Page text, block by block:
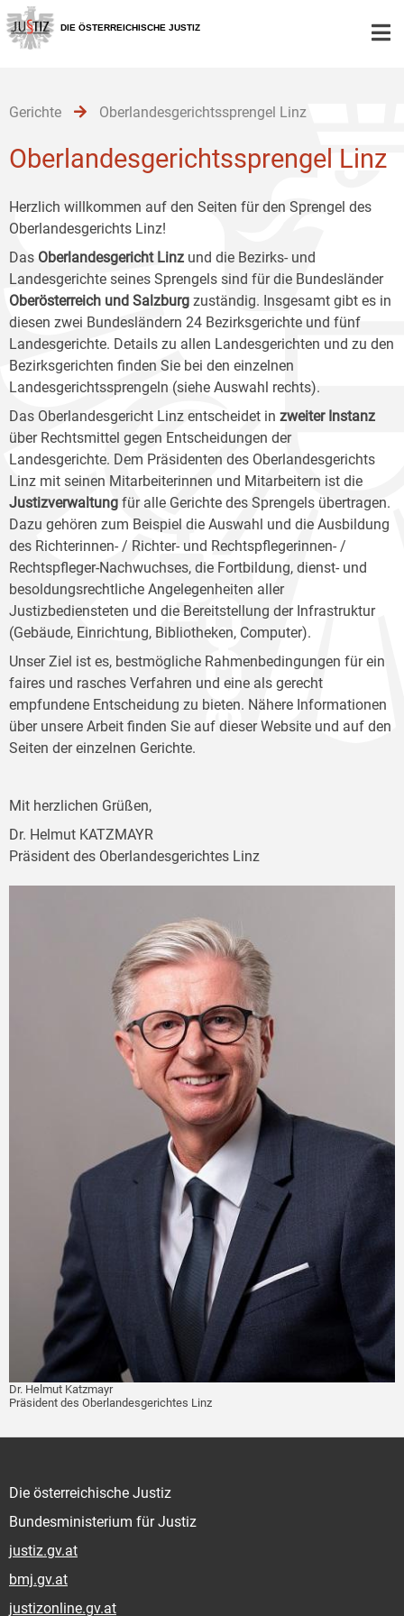
Zur
Hauptnavigation
[1]
Zum
Inhalt
[2]
Zum
Untermenü
[3]
DIE ÖSTERREICHISCHE JUSTIZ
Gerichte Oberlandesgerichtssprengel Linz
Oberlandesgerichtssprengel Linz
Herzlich willkommen auf den Seiten für den Sprengel des
Oberlandesgerichts Linz!
Das Oberlandesgericht Linz und die Bezirks- und
Landesgerichte seines Sprengels sind für die Bundesländer
Oberösterreich und Salzburg zuständig. Insgesamt gibt es in
diesen zwei Bundesländern 24 Bezirksgerichte und fünf
Landesgerichte. Details zu allen Landesgerichten und zu den
Bezirksgerichten finden Sie bei den einzelnen
Landesgerichtssprengeln (siehe Auswahl rechts).
Das Oberlandesgericht Linz entscheidet in zweiter Instanz
über Rechtsmittel gegen Entscheidungen der
Landesgerichte. Dem Präsidenten des Oberlandesgerichts
Linz mit seinen Mitarbeiterinnen und Mitarbeitern ist die
Justizverwaltung für alle Gerichte des Sprengels übertragen.
Dazu gehören zum Beispiel die Auswahl und die Ausbildung
des Richterinnen- / Richter- und Rechtspflegerinnen- /
Rechtspfleger-Nachwuchses, die Fortbildung, dienst- und
besoldungsrechtliche Angelegenheiten aller
Justizbediensteten und die Bereitstellung der Infrastruktur
(Gebäude, Einrichtung, Bibliotheken, Computer).
Unser Ziel ist es, bestmögliche Rahmenbedingungen für ein
faires und rasches Verfahren und eine als gerecht
empfundene Entscheidung zu bieten. Nähere Informationen
über unsere Arbeit finden Sie auf dieser Website und auf den
Seiten der einzelnen Gerichte.
Mit herzlichen Grüßen,
Dr. Helmut KATZMAYR
Präsident des Oberlandesgerichtes Linz
Dr. Helmut Katzmayr
Präsident des Oberlandesgerichtes Linz
Die österreichische Justiz
Bundesministerium für Justiz
justiz.gv.at
bmj.gv.at
justizonline.gv.at